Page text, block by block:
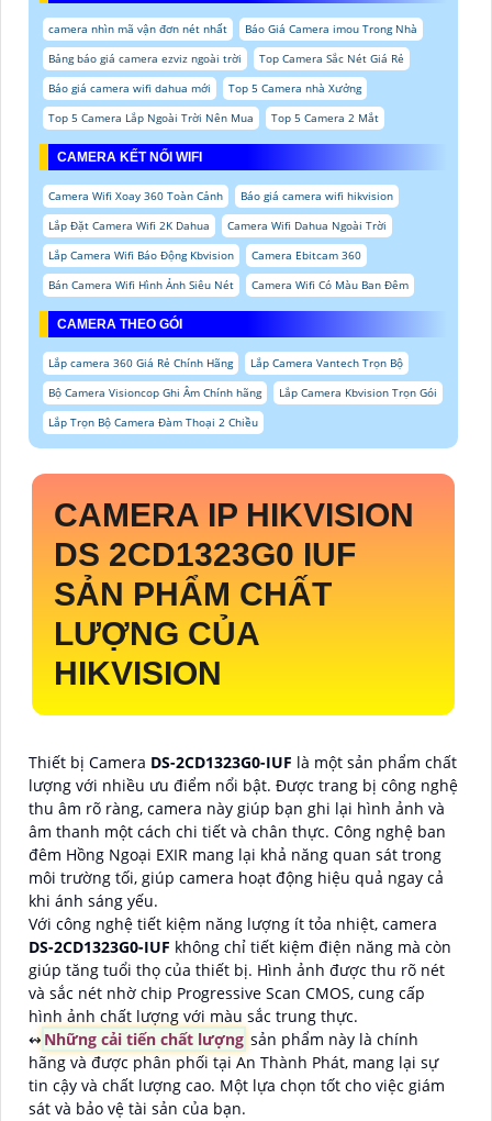
camera nhìn mã vận đơn nét nhất
Báo Giá Camera imou Trong Nhà
Bảng báo giá camera ezviz ngoài trời
Top Camera Sắc Nét Giá Rẻ
Báo giá camera wifi dahua mới
Top 5 Camera nhà Xưởng
Top 5 Camera Lắp Ngoài Trời Nên Mua
Top 5 Camera 2 Mắt
CAMERA KẾT NỐI WIFI
Camera Wifi Xoay 360 Toàn Cảnh
Báo giá camera wifi hikvision
Lắp Đặt Camera Wifi 2K Dahua
Camera Wifi Dahua Ngoài Trời
Lắp Camera Wifi Báo Động Kbvision
Camera Ebitcam 360
Bán Camera Wifi Hình Ảnh Siêu Nét
Camera Wifi Có Màu Ban Đêm
CAMERA THEO GÓI
Lắp camera 360 Giá Rẻ Chính Hãng
Lắp Camera Vantech Trọn Bộ
Bộ Camera Visioncop Ghi Âm Chính hãng
Lắp Camera Kbvision Trọn Gói
Lắp Trọn Bộ Camera Đàm Thoại 2 Chiều
CAMERA IP HIKVISION
DS 2CD1323G0 IUF
SẢN PHẨM CHẤT
LƯỢNG CỦA
HIKVISION
Thiết bị Camera DS-2CD1323G0-IUF là một sản phẩm chất
lượng với nhiều ưu điểm nổi bật. Được trang bị công nghệ
thu âm rõ ràng, camera này giúp bạn ghi lại hình ảnh và
âm thanh một cách chi tiết và chân thực. Công nghệ ban
đêm Hồng Ngoại EXIR mang lại khả năng quan sát trong
môi trường tối, giúp camera hoạt động hiệu quả ngay cả
khi ánh sáng yếu.
Với công nghệ tiết kiệm năng lượng ít tỏa nhiệt, camera
DS-2CD1323G0-IUF không chỉ tiết kiệm điện năng mà còn
giúp tăng tuổi thọ của thiết bị. Hình ảnh được thu rõ nét
và sắc nét nhờ chip Progressive Scan CMOS, cung cấp
hình ảnh chất lượng với màu sắc trung thực.
↭ Những cải tiến chất lượng sản phẩm này là chính
hãng và được phân phối tại An Thành Phát, mang lại sự
tin cậy và chất lượng cao. Một lựa chọn tốt cho việc giám
sát và bảo vệ tài sản của bạn.